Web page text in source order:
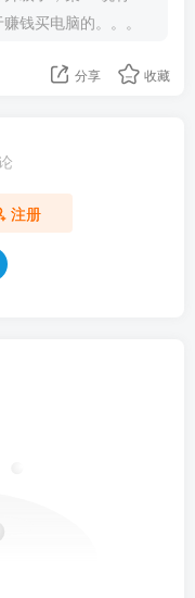
钱买电脑的。。。
分享 收藏
注册